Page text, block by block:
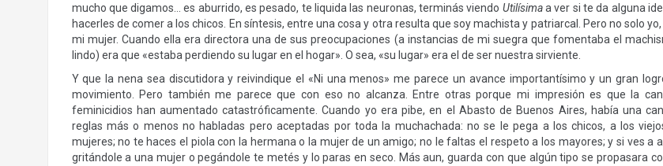
mucho que digamos… es aburrido, es pesado, te liquida las neuronas, terminás viendo Utilísimaa ver si te da alguna
hacerles de comer a los chicos. En síntesis, entre una cosa y otra resulta que soy machista y patriarcal. Pero no solo
mi mujer. Cuando ella era directora una de sus preocupaciones (a instancias de mi suegra que fomentaba el
lindo) era que «estaba perdiendo su lugar en el hogar». O sea, «su lugar» era el de ser nuestra sirviente.
Y que la nena sea discutidora y reivindique el «Ni una menos» me parece un avance importantísimo y un gran
movimiento. Pero también me parece que con eso no alcanza. Entre otras porque mi impresión es que la
feminicidios han aumentado catastróficamente. Cuando yo era pibe, en el Abasto de Buenos Aires, había una
reglas más o menos no habladas pero aceptadas por toda la muchachada: no se le pega a los chicos, a los
mujeres; no te haces el piola con la hermana o la mujer de un amigo; no le faltas el respeto a los mayores; y si ves a
gritándole a una mujer o pegándole te metés y lo paras en seco. Más aun, guarda con que algún tipo se propasara